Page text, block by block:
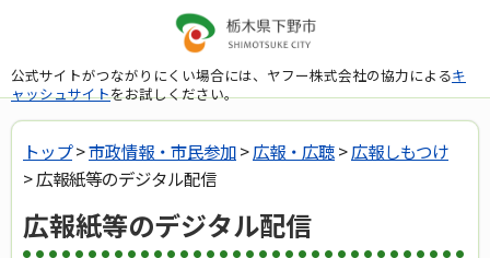
公式サイトがつながりにくい場合には、ヤフー株式会社の協力によるキ
ャッシュサイトをお試しください。
トップ>市政情報・市民参加>広報・広聴>広報しもつけ
> 広報紙等のデジタル配信
広報紙等のデジタル配信